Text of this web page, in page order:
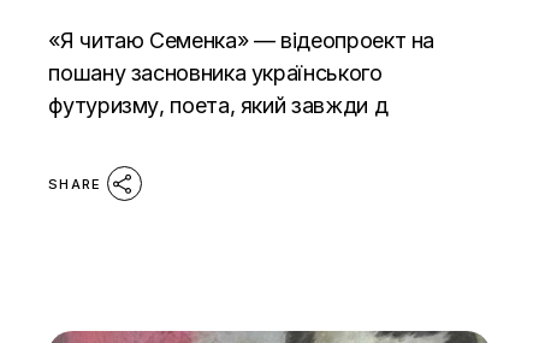
«Я читаю Семенка» — відеопроект на
пошану засновника українського
футуризму, поета, який завжди д
SHARE